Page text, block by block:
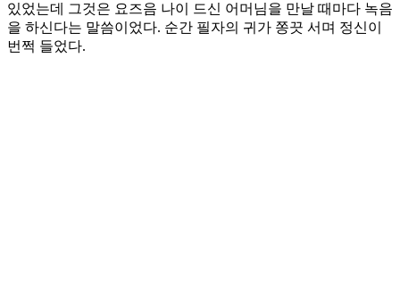
있었는데 그것은 요즈음 나이 드신 어머님을 만날 때마다 녹음
을 하신다는 말씀이었다. 순간 필자의 귀가 쫑끗 서며 정신이
번쩍 들었다.